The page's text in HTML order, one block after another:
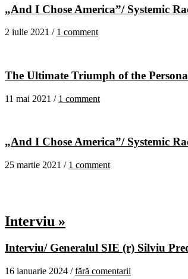
„And I Chose America”/ Systemic
2 iulie 2021 / 1 comment
The Ultimate Triumph of the
11 mai 2021 / 1 comment
„And I Chose America”/ Systemic
25 martie 2021 / 1 comment
Interviu »
Interviu/ Generalul SIE (r) Silviu
16 ianuarie 2024 /fără comentarii